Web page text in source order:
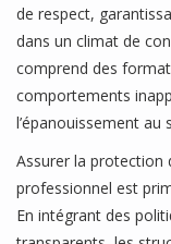
MAIN
JOIN
de respect,
dans un climat de
comprend des
comportements
l’épanouissement au
Assurer la protection
professionnel est
En intégrant des